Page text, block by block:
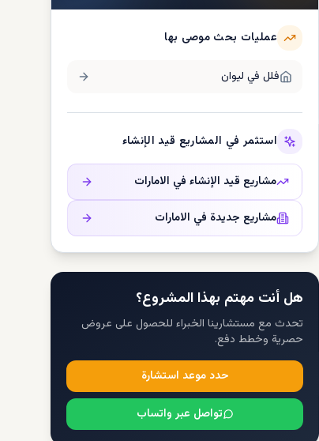
عمليات بحث موصى بها
فلل في لیوان
استثمر في المشاريع قيد الإنشاء
مشاريع قيد الإنشاء في الامارات
مشاريع جديدة في الامارات
هل أنت مهتم بهذا المشروع؟
تحدث مع مستشارينا الخبراء للحصول على عروض
حصرية وخطط دفع.
حدد موعد استشارة
تواصل عبر واتساب